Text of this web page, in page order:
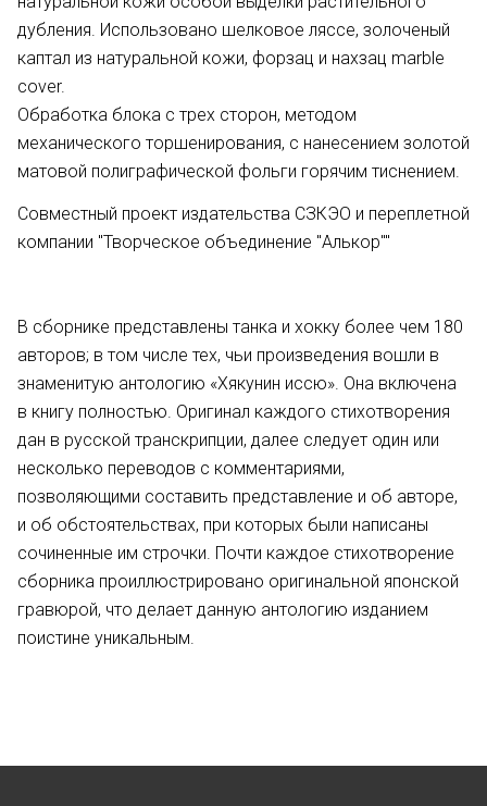
дубления. Использовано шелковое ляссе, золоченый
каптал из натуральной кожи, форзац и нахзац marble
cover.
Обработка блока с трех сторон, методом
механического торшенирования, с нанесением золотой
матовой полиграфической фольги горячим тиснением.
Совместный проект издательства СЗКЭО и переплетной
компании "Творческое объединение "Алькор""
В сборнике представлены танка и хокку более чем 180
авторов; в том числе тех, чьи произведения вошли в
знаменитую антологию «Хякунин иссю». Она включена
в книгу полностью. Оригинал каждого стихотворения
дан в русской транскрипции, далее следует один или
несколько переводов с комментариями,
позволяющими составить представление и об авторе,
и об обстоятельствах, при которых были написаны
сочиненные им строчки. Почти каждое стихотворение
сборника проиллюстрировано оригинальной японской
гравюрой, что делает данную антологию изданием
поистине уникальным.